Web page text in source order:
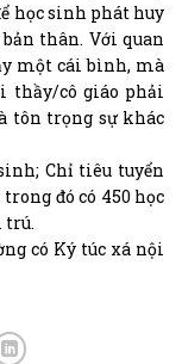
học sinh phát huy
thân. Với quan
một cái bình, mà
thầy/cô giáo phải
tôn trọng sự khác
Chỉ tiêu tuyển
đó có 450 học
trú.
có Ký túc xá nội